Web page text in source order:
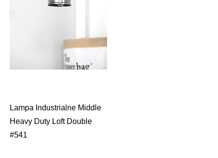
Nawigacja
wpisu
Lampa Industrialne Middle
Heavy Duty Loft Double
#541